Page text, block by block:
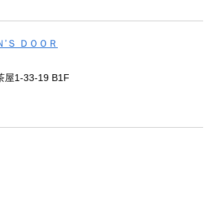
Ｓ ＤＯＯＲ
屋1-33-19 B1F